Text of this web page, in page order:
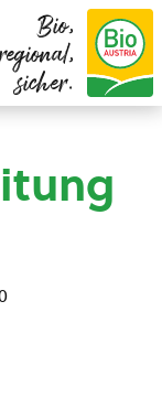
Bio,
regional,
sicher.